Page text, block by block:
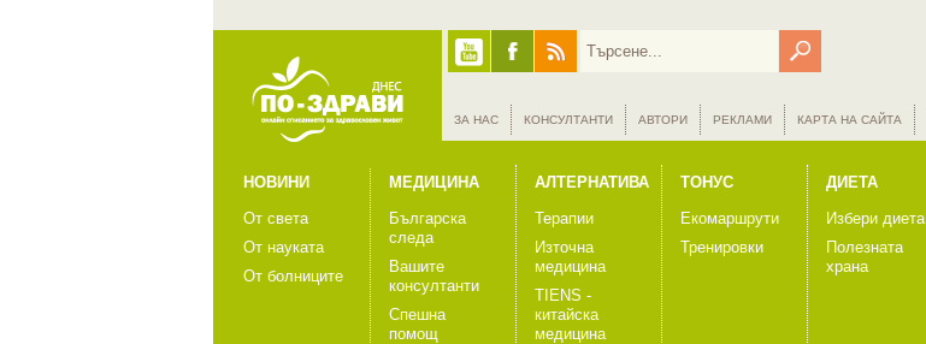
ЗА НАС КОНСУЛТАНТИ АВТОРИ РЕКЛАМИ КАРТА НА САЙТА
НОВИНИ
От света
От науката
От болниците
МЕДИЦИНА
Българска
следа
Вашите
консултанти
Спешна
помощ
АЛТЕРНАТИВА
Терапии
Източна
медицина
TIENS -
китайска
медицина
ТОНУС
Екомаршрути
Тренировки
ДИЕТА
Избери диета
Полезната
храна